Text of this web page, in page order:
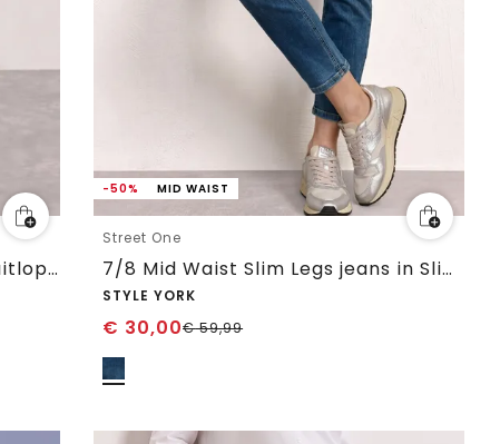
Jeans met High Waist en wijd uitlopende pijpen in een Loose Fit pasvorm
-50% MID WAIST
Street One
7/8 Mid Waist Slim Legs jeans in Slim Fit
STYLE YORK
€ 30,00€59,99